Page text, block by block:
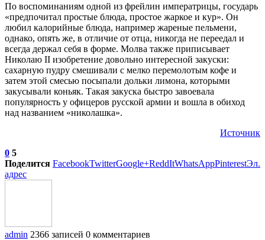
По воспоминаниям одной из фрейлин императрицы, государь
«предпочитал простые блюда, простое жаркое и кур». Он
любил калорийные блюда, например жареные пельмени,
однако, опять же, в отличие от отца, никогда не переедал и
всегда держал себя в форме. Молва также приписывает
Николаю II изобретение довольно интересной закуски:
сахарную пудру смешивали с мелко перемолотым кофе и
затем этой смесью посыпали дольки лимона, которыми
закусывали коньяк. Такая закуска быстро завоевала
популярность у офицеров русской армии и вошла в обиход
над названием «николашка».
Источник
0 5
Поделится FacebookTwitterGoogle+ReddItWhatsAppPinterestЭл.
адрес
admin 2366 записей 0 комментариев